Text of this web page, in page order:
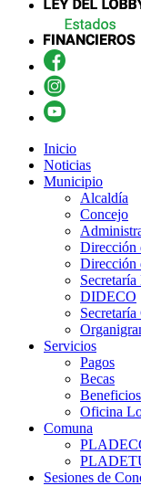
Inicio
Noticias
Municipio
Alcaldía
Concejo
Dirección
Dirección
DIDECO
Servicios
Pagos
Becas
Beneficios
Oficina
Comuna
Sesiones de